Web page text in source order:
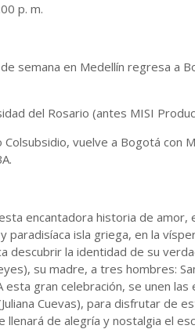
p. m.
semana en Medellín regresa a
del Rosario (antes MISI
vuelve a Bogotá con
encantadora historia de amor,
paradisíaca isla griega, en la
descubrir la identidad de su
su madre, a tres hombres:
esta gran celebración, se unen
Cuevas), para disfrutar de
llenará de alegría y nostalgia el